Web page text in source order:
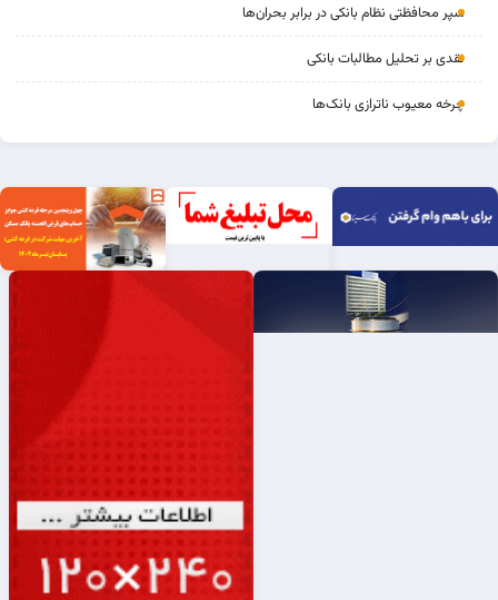
سپر محافظتی نظام بانکی در برابر بحران‌ها
نقدی بر تحلیل مطالبات بانکی
چرخه‌ معیوب ناترازی بانک‌ها